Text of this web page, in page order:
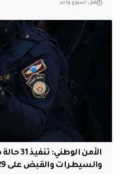
قبل أسبوع واحد
الأمن
والسيطرات والقبض على 29 مطلوباً